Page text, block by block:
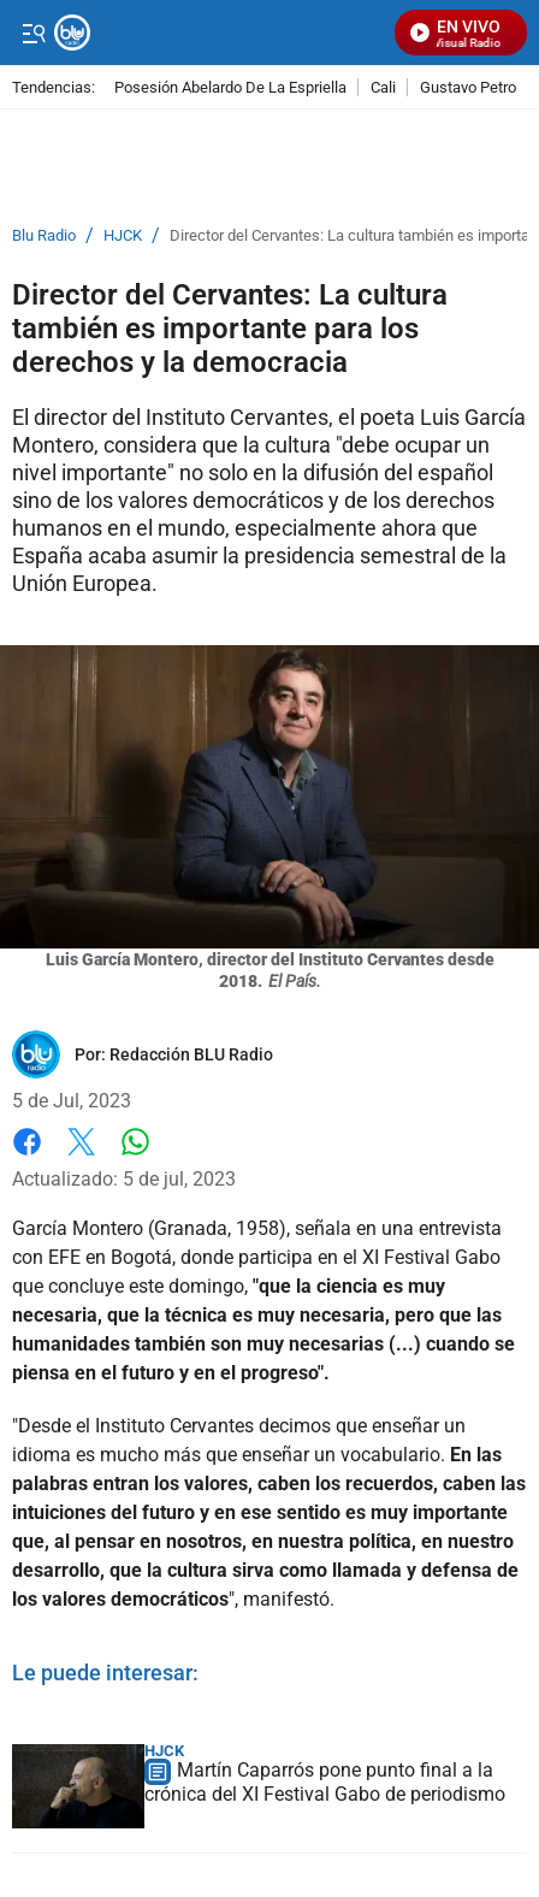
EN VIVO
Señal Visual Radio
Tendencias: Posesión Abelardo De La Espriella Cali Gustavo Petro
Blu Radio / HJCK / Director del Cervantes: La cultura también es
Director del Cervantes: La cultura
también es importante para los
derechos y la democracia
El director del Instituto Cervantes, el poeta Luis García
Montero, considera que la cultura "debe ocupar un
nivel importante" no solo en la difusión del español
sino de los valores democráticos y de los derechos
humanos en el mundo, especialmente ahora que
España acaba asumir la presidencia semestral de la
Unión Europea.
Luis García Montero, director del Instituto Cervantes desde
2018. El País.
Por: Redacción BLU Radio
5 de Jul, 2023
Facebook
X
Actualizado: 5 de jul, 2023
García Montero (Granada, 1958), señala en una entrevista
con EFE en Bogotá, donde participa en el XI Festival Gabo
que concluye este domingo, "que la ciencia es muy
necesaria, que la técnica es muy necesaria, pero que las
humanidades también son muy necesarias (...) cuando se
piensa en el futuro y en el progreso".
"Desde el Instituto Cervantes decimos que enseñar un
idioma es mucho más que enseñar un vocabulario. En las
palabras entran los valores, caben los recuerdos, caben las
intuiciones del futuro y en ese sentido es muy importante
que, al pensar en nosotros, en nuestra política, en nuestro
desarrollo, que la cultura sirva como llamada y defensa de
los valores democráticos", manifestó.
Le puede interesar:
HJCK
Martín Caparrós pone punto final a la
crónica del XI Festival Gabo de periodismo